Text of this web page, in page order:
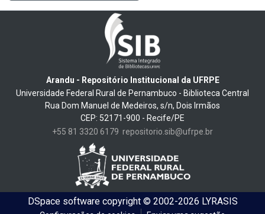
Arandu - Repositório Institucional da UFRPE
Universidade Federal Rural de Pernambuco - Biblioteca Central
Rua Dom Manuel de Medeiros, s/n, Dois Irmãos
CEP: 52171-900 - Recife/PE
+55 81 3320 6179 repositorio.sib@ufrpe.br
DSpace softwarecopyright © 2002-2026 LYRASIS